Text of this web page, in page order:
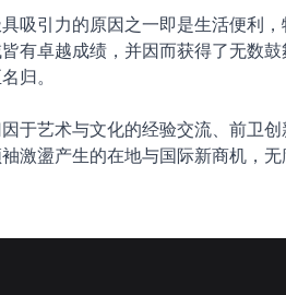
吸引力的原因之一即是生活便利
有卓越成绩，并因而获得了无数
归。
于艺术与文化的经验交流、前卫
激盪产生的在地与国际新商机，